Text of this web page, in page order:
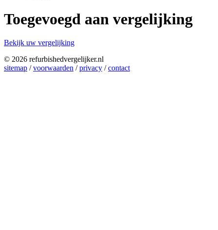
Toegevoegd aan vergelijking
Bekijk uw vergelijking
© 2026 refurbishedvergelijker.nl
sitemap /voorwaarden /privacy /contact